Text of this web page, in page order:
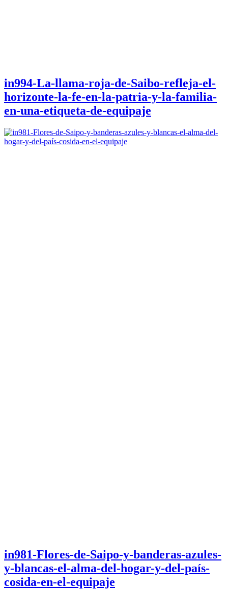
in994-La-llama-roja-de-Saibo-refleja-el-
horizonte-la-fe-en-la-patria-y-la-familia-
en-una-etiqueta-de-equipaje
in981-Flores-de-Saipo-y-banderas-azules-
y-blancas-el-alma-del-hogar-y-del-país-
cosida-en-el-equipaje